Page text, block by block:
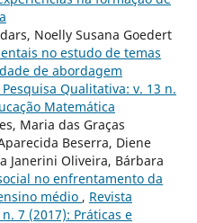
Noelly Susana Goedert
no estudo de temas
de abordagem
Pesquisa Qualitativa: v. 13 n.
Matemática
Maria das Graças
Beserra, Diene
Janerini Oliveira, Bárbara
no enfrentamento da
médio , Revista
7 (2017): Práticas e